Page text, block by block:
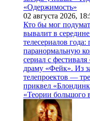
«Одержимость»
02 августа 2026,
Кто бы мог
вывалит в
телесериалов
паранормальную
сериал с
драму «Фейк». Из
телепроектов —
приквел
«Теории большого